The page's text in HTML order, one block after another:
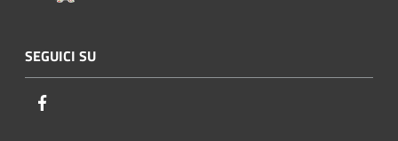
SEGUICI SU